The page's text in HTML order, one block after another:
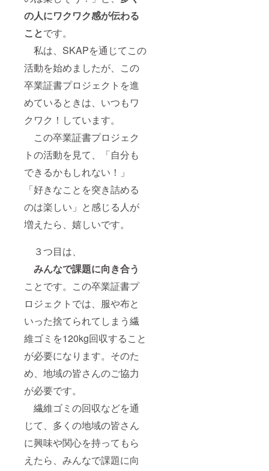
の人にワクワク感が伝わる
ことです。
私は、SKAPを通じてこの
活動を始めましたが、この
卒業証書プロジェクトを進
めているときは、いつもワ
クワク！しています。
この卒業証書プロジェク
トの活動を見て、「自分も
できるかもしれない！」
「好きなことを突き詰める
のは楽しい」と感じる人が
増えたら、嬉しいです。
３つ目は、
みんなで課題に向き合う
ことです。この卒業証書プ
ロジェクトでは、服や布と
いった捨てられてしまう繊
維ゴミを120kg回収すること
が必要になります。そのた
め、地域の皆さんのご協力
が必要です。
繊維ゴミの回収などを通
じて、多くの地域の皆さん
に興味や関心を持ってもら
えたら、みんなで課題に向